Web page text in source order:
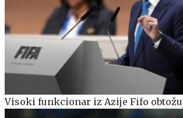
Visoki funkcionar iz Azije Fifo